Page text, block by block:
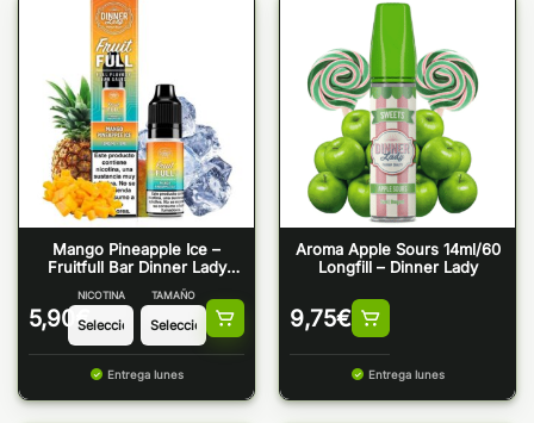
Mango Pineapple Ice –
Fruitfull Bar Dinner Lady
5,90 €
NICOTINA TAMAÑO
Entrega lunes
Aroma Apple Sours 14ml/60
Longfill – Dinner Lady
9,75€
Entrega lunes